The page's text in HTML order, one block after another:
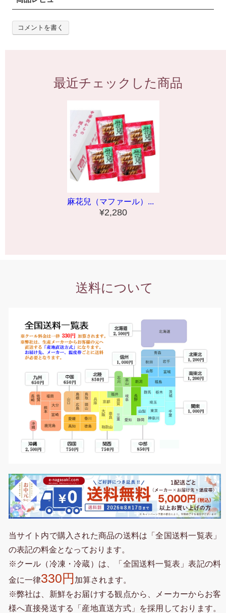
コメントを書く
最近チェックした商品
麻花兒（マファール）...
¥2,280
送料について
当サイト内で購入された商品の送料は「全国送料一覧表」
の表記の料金となっております。
※クール（冷凍・冷蔵）は、「全国送料一覧表」表記の料
金に一律330円 加算されます。
※弊社は、新鮮をお届けする観点から、メーカーからお客
様へ直接発送する「産地直送方式」を採用しております。